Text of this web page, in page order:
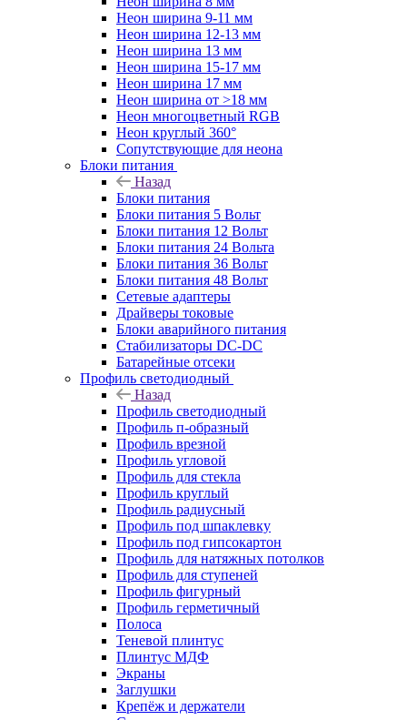
Неон ширина 9-11 мм
Неон ширина 12-13 мм
Неон ширина 13 мм
Неон ширина 15-17 мм
Неон ширина 17 мм
Неон ширина от >18 мм
Неон многоцветный RGB
Неон круглый 360°
Сопутствующие для неона
Блоки питания
Назад
Блоки питания
Блоки питания 5 Вольт
Блоки питания 12 Вольт
Блоки питания 24 Вольта
Блоки питания 36 Вольт
Блоки питания 48 Вольт
Сетевые адаптеры
Драйверы токовые
Блоки аварийного питания
Стабилизаторы DC-DC
Батарейные отсеки
Профиль светодиодный
Назад
Профиль светодиодный
Профиль п-образный
Профиль врезной
Профиль угловой
Профиль для стекла
Профиль круглый
Профиль радиусный
Профиль под шпаклевку
Профиль под гипсокартон
Профиль для натяжных потолков
Профиль для ступеней
Профиль фигурный
Профиль герметичный
Полоса
Теневой плинтус
Плинтус МДФ
Экраны
Заглушки
Крепёж и держатели